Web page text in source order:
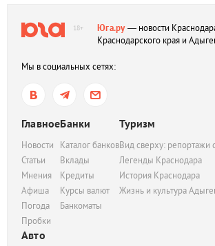
18+ Юга.ру— новости
Краснодарского края и
Мы в социальных сетях:
Главное
Новости
Статьи
Мнения
Афиша
Погода
Пробки
Банки
Каталог банков
Вклады
Кредиты
Курсы валют
Банкоматы
Туризм
Вид сверху: репортажи
Легенды Краснодара
История Краснодара
Жизнь и культура
Авто